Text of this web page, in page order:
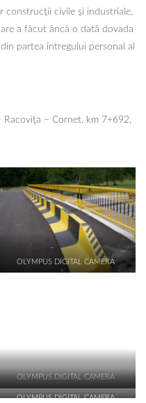
construcţii civile şi industriale,
a făcut âncă o dată dovada
partea întregului personal al
Racoviţa – Cornet, km 7+692,
OLYMPUS DIGITAL CAMERA
OLYMPUS DIGITAL CAMERA
OLYMPUS DIGITAL CAMERA